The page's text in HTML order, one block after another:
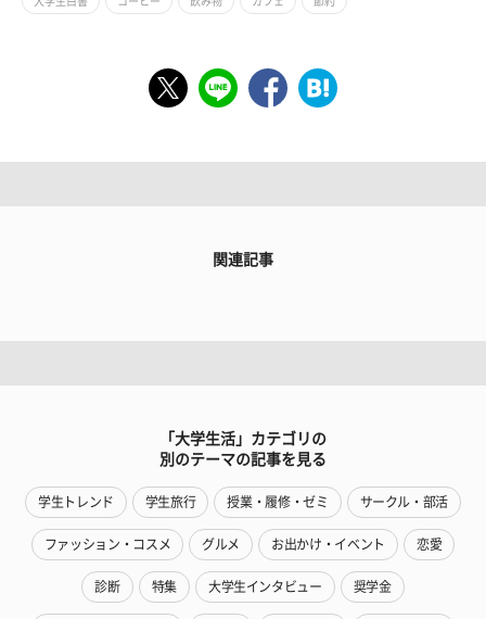
関連記事
「大学生活」カテゴリの
別のテーマの記事を見る
学生トレンド 学生旅行 授業・履修・ゼミ サークル・部活
ファッション・コスメ グルメ お出かけ・イベント 恋愛
診断 特集 大学生インタビュー 奨学金